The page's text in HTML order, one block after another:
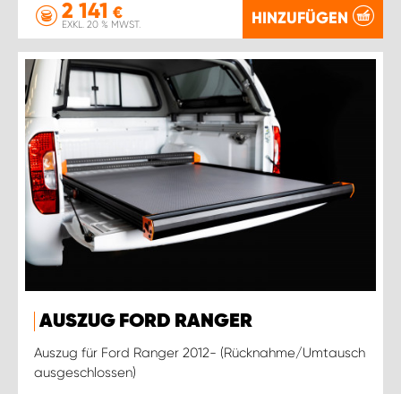
2 141 €
EXKL. 20 % MWST. HINZUFÜGEN
AUSZUG FORD RANGER
Auszug für Ford Ranger 2012- (Rücknahme/Umtausch
ausgeschlossen)